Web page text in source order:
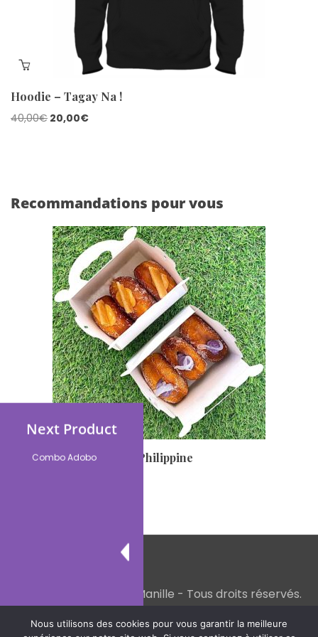
Hoodie – Tagay Na !
40,00€ Le
40,00€.
20,00€Le
20,00€.
Recommandations pour vous
Boîte De 4 Donuts À La Philippine
Copyright - La Petite Manille - Tous droits réservés.
Next Product
Combo Adobo
Nous utilisons des cookies pour vous garantir la meilleure